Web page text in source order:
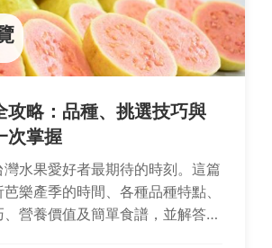
攻略：品種、挑選技巧與
次掌握
水果愛好者最期待的時刻。這篇
樂產季的時間、各種品種特點、
營養價值及簡單食譜，並解答常